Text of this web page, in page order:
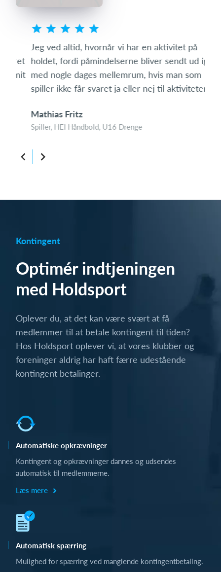
Jeg ved altid, hvornår vi har en aktivitet på
holdet, fordi påmindelserne bliver sendt ud igen
med nogle dages mellemrum, hvis man som
spiller ikke får svaret ja eller nej til aktiviteten.
Mathias Fritz
Spiller, HEI Håndbold, U16 Drenge
Kontingent
Optimér indtjeningen
med Holdsport
Oplever du, at det kan være svært at få
medlemmer til at betale kontingent til tiden?
Hos Holdsport oplever vi, at vores klubber og
foreninger aldrig har haft færre udestående
kontingent betalinger.
Automatiske opkrævninger
Kontingent og opkrævninger dannes og udsendes
automatisk til medlemmerne.
Læs mere
Automatisk spærring
Mulighed for spærring ved manglende kontingentbetaling.